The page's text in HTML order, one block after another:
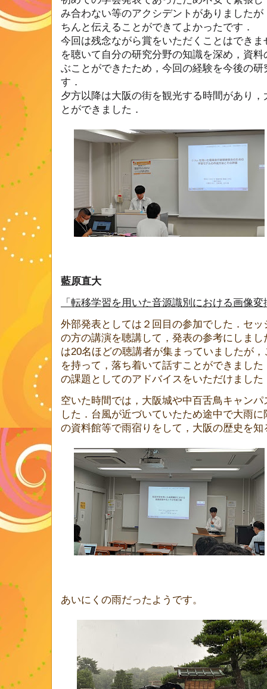
み合わない等のアクシデントがありました
ちんと伝えることができてよかったです．
今回は残念ながら賞をいただくことはでき
を聴いて自分の研究分野の知識を深め，資
ぶことができたため，今回の経験を今後の
す．
夕方以降は大阪の街を観光する時間があり
とができました．
藍原直大
「転移学習を用いた音源識別における画像
外部発表としては２回目の参加でした．セ
の方の講演を聴講して，発表の参考にしま
は20名ほどの聴講者が集まっていましたが
を持って，落ち着いて話すことができまし
の課題としてのアドバイスをいただけました
空いた時間では，大阪城や中百舌鳥キャン
した．台風が近づいていたため途中で大雨
の資料館等で雨宿りをして，大阪の歴史を
あいにくの雨だったようです。